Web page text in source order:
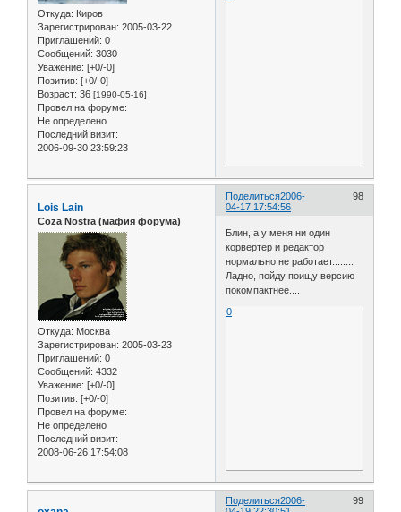
Откуда: Киров
Зарегистрирован: 2005-03-22
Приглашений: 0
Сообщений: 3030
Уважение: [+0/-0]
Позитив: [+0/-0]
Возраст: 36 [1990-05-16]
Провел на форуме:
Не определено
Последний визит:
2006-09-30 23:59:23
Поделиться 98
2006-
04-17 17:54:56
Lois Lain
Coza Nostra (мафия форума)
Откуда: Москва
Зарегистрирован: 2005-03-23
Приглашений: 0
Сообщений: 4332
Уважение: [+0/-0]
Позитив: [+0/-0]
Провел на форуме:
Не определено
Последний визит:
2008-06-26 17:54:08
Блин, а у меня ни один
корвертер и редактор
нормально не работает........
Ладно, пойду поищу версию
покомпактнее....
0
Поделиться 99
2006-